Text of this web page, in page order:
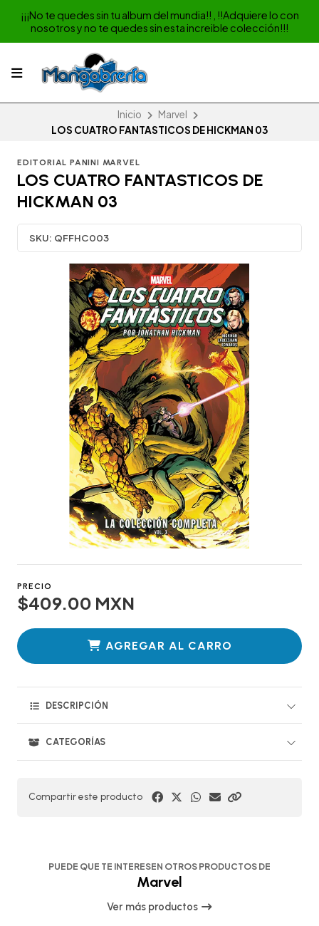
¡¡¡No te quedes sin tu album del mundia!! , !!Adquiere lo con
nosotros y no te quedes sin esta increible colección!!!
Inicio
Marvel
LOS CUATRO FANTASTICOS DE HICKMAN 03
EDITORIAL PANINI MARVEL
LOS CUATRO FANTASTICOS DE
HICKMAN 03
SKU: QFFHC003
PRECIO
$409.00 MXN
AGREGAR AL CARRO
DESCRIPCIÓN
CATEGORÍAS
Compartir este producto
PUEDE QUE TE INTERESEN OTROS PRODUCTOS DE
Marvel
Ver más productos